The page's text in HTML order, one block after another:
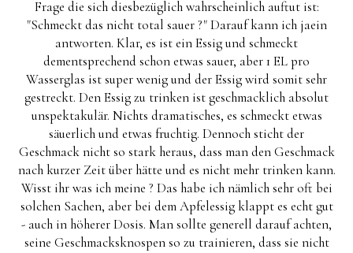
Frage die sich diesbezüglich wahrscheinlich auftut ist:
"Schmeckt das nicht total sauer ?" Darauf kann ich jaein
antworten. Klar, es ist ein Essig und schmeckt
dementsprechend schon etwas sauer, aber 1 EL pro
Wasserglas ist super wenig und der Essig wird somit sehr
gestreckt. Den Essig zu trinken ist geschmacklich absolut
unspektakulär. Nichts dramatisches, es schmeckt etwas
säuerlich und etwas fruchtig. Dennoch sticht der
Geschmack nicht so stark heraus, dass man den Geschmack
nach kurzer Zeit über hätte und es nicht mehr trinken kann.
Wisst ihr was ich meine ? Das habe ich nämlich sehr oft bei
solchen Sachen, aber bei dem Apfelessig klappt es echt gut
- auch in höherer Dosis. Man sollte generell darauf achten,
seine Geschmacksknospen so zu trainieren, dass sie nicht